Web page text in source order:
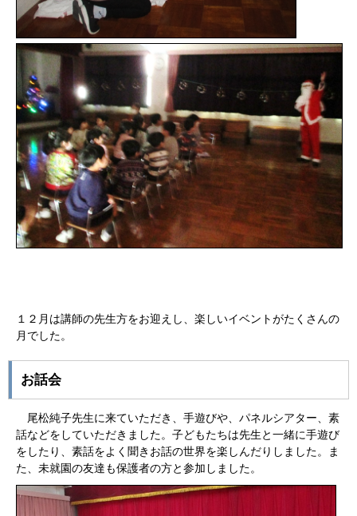
１２月は講師の先生方をお迎えし、楽しいイベントがたくさんの
月でした。
お話会
尾松純子先生に来ていただき、手遊びや、パネルシアター、素
話などをしていただきました。子どもたちは先生と一緒に手遊び
をしたり、素話をよく聞きお話の世界を楽しんだりしました。ま
た、未就園の友達も保護者の方と参加しました。